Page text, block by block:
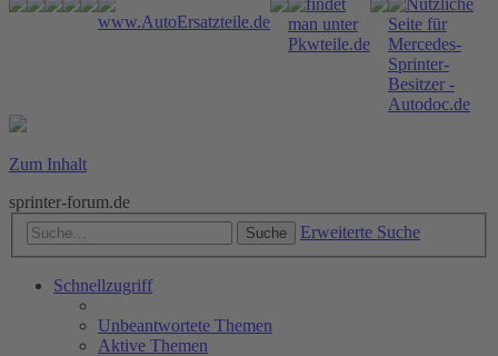
Zum Inhalt
sprinter-forum.de
Suche Erweiterte Suche
Schnellzugriff
Unbeantwortete Themen
Aktive Themen